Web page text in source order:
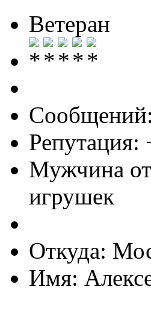
Ветеран
Репутация:
Мужчина от
игрушек
Откуда:
Имя: